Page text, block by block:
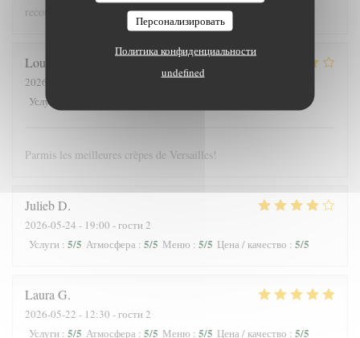
Персонализировать
Политика конфиденциальности
undefined
recommandons !
Louis
2026-05-25
Услуги
Parmis les meilleures crèpes de Versailles!
JuliebD
2026-05-24 - 19:00 - гости 2
Услуги : 5/5 Атмосфера : 5/5 Меню : 5/5 Цена / качество : 5/5
Laura G
2026-05-22 - 12:30 - гости 2
Услуги : 5/5 Атмосфера : 5/5 Меню : 5/5 Цена / качество : 5/5